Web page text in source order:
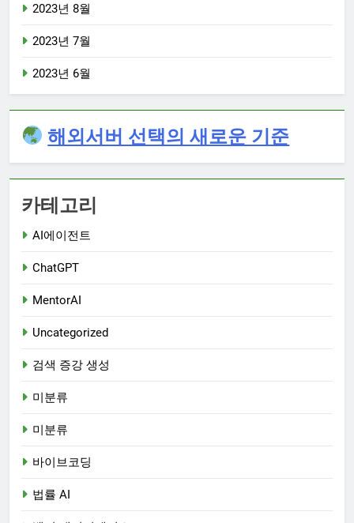
2023년 8월
2023년 7월
2023년 6월
해외서버 선택의 새로운 기준
카테고리
AI에이전트
ChatGPT
MentorAI
Uncategorized
검색 증강 생성
미분류
미분류
바이브코딩
법률 AI